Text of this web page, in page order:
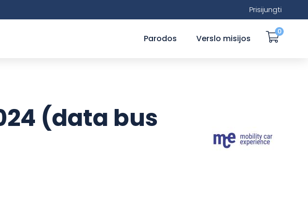
Prisijungti
Parodos Verslo misijos
0
(data bus